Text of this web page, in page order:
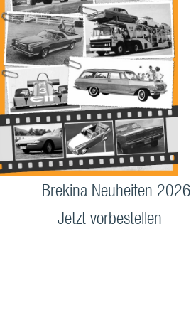
Brekina Neuheiten 2026
Jetzt vorbestellen